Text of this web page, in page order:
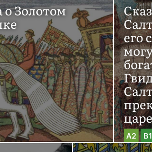
о Золотом
его
A2 B1